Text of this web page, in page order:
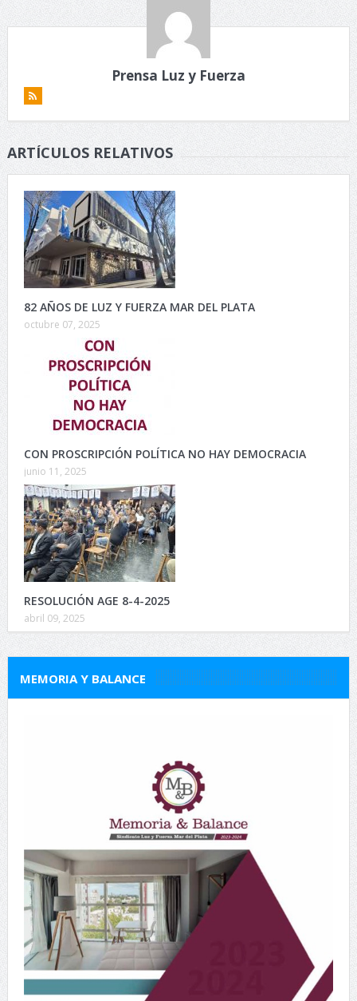
Prensa Luz y Fuerza
ARTÍCULOS RELATIVOS
82 AÑOS DE LUZ Y FUERZA MAR DEL PLATA
octubre 07, 2025
CON PROSCRIPCIÓN POLÍTICA NO HAY DEMOCRACIA
junio 11, 2025
RESOLUCIÓN AGE 8-4-2025
abril 09, 2025
MEMORIA Y BALANCE